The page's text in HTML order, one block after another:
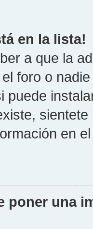
en la lista!
a que la
foro o
puede
en
poner una